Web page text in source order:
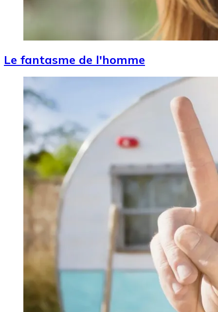
Le fantasme de l'homme